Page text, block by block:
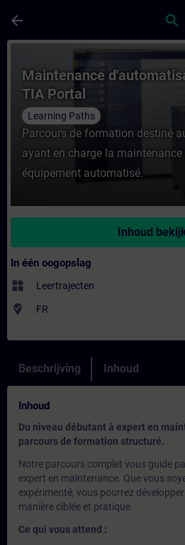
arrow_back search
Cursus - Maintenance
Maintenance
TIA Portal
Learning Paths
Parcours de formation destiné
ayant en charge la
équipement automatisé.
Inhoud
In één oogopslag
widgets Leertrajecten
where_to_vote FR
Beschrijving Inhoud
Inhoud
Du niveau débutant à expert en
parcours de formation structuré.
Notre parcours complet vous guide
expert en maintenance. Que vous
expérimenté, vous pourrez
manière ciblée et pratique.
Ce qui vous attend :